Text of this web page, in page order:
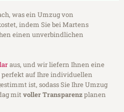
was ein Umzug von
indem Sie bei Martens
einen unverbindlichen
aus, und wir liefern Ihnen eine
perfekt auf Ihre individuellen
ist, sodass Sie Ihre Umzug
mitvoller Transparenzplanen